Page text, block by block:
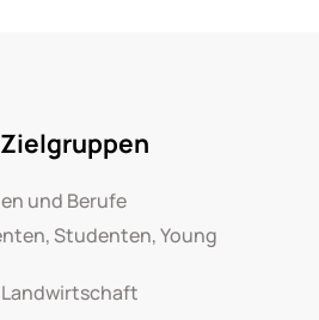
und Berufe
Studenten, Young